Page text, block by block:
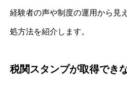
経験者の声や制度の運用から見
処方法を紹介します。
税関スタンプが取得でき